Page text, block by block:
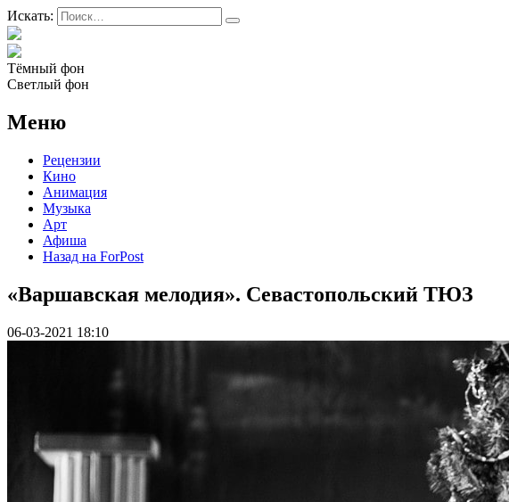
Искать:
Тёмный фон
Светлый фон
Меню
Рецензии
Кино
Анимация
Музыка
Арт
Афиша
Назад на ForPost
«Варшавская мелодия». Севастопольский ТЮЗ
06-03-2021 18:10